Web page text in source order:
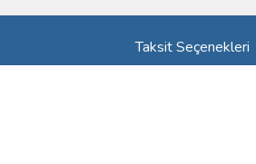
Taksit Seçenekleri